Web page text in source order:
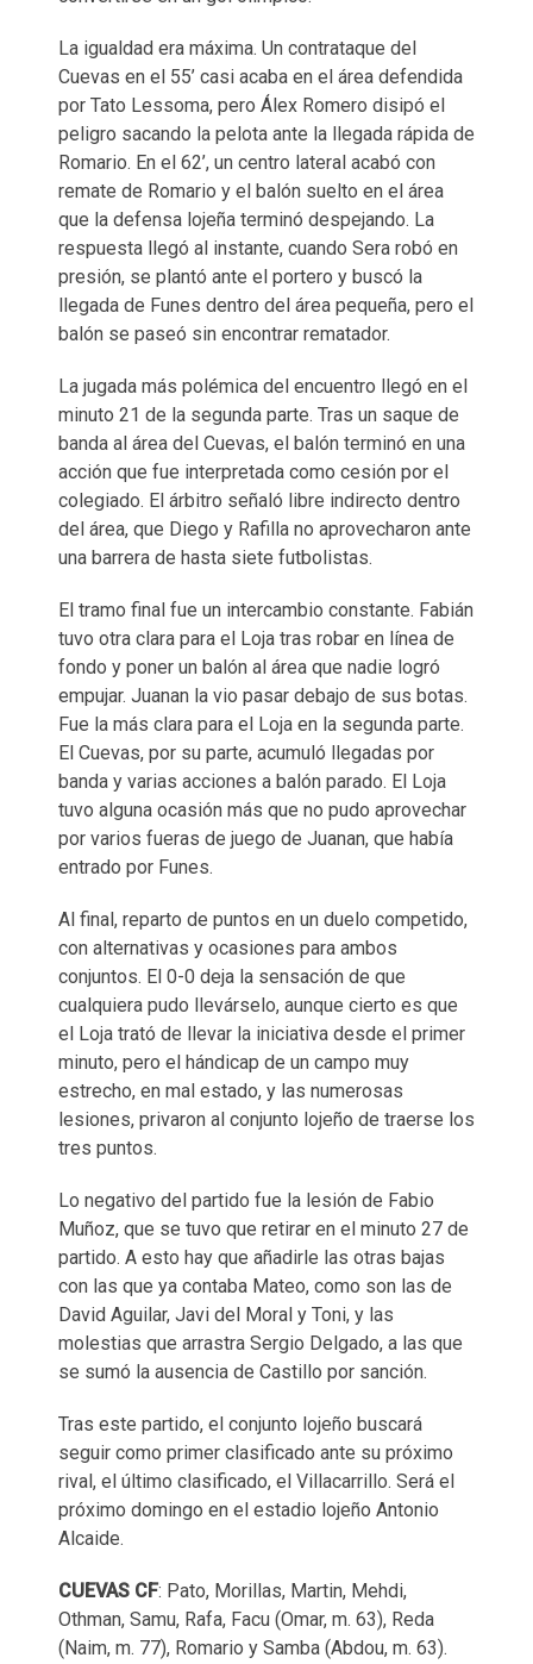
La igualdad era máxima. Un contrataque del
Cuevas en el 55’ casi acaba en el área defendida
por Tato Lessoma, pero Álex Romero disipó el
peligro sacando la pelota ante la llegada rápida de
Romario. En el 62’, un centro lateral acabó con
remate de Romario y el balón suelto en el área
que la defensa lojeña terminó despejando. La
respuesta llegó al instante, cuando Sera robó en
presión, se plantó ante el portero y buscó la
llegada de Funes dentro del área pequeña, pero el
balón se paseó sin encontrar rematador.
La jugada más polémica del encuentro llegó en el
minuto 21 de la segunda parte. Tras un saque de
banda al área del Cuevas, el balón terminó en una
acción que fue interpretada como cesión por el
colegiado. El árbitro señaló libre indirecto dentro
del área, que Diego y Rafilla no aprovecharon ante
una barrera de hasta siete futbolistas.
El tramo final fue un intercambio constante. Fabián
tuvo otra clara para el Loja tras robar en línea de
fondo y poner un balón al área que nadie logró
empujar. Juanan la vio pasar debajo de sus botas.
Fue la más clara para el Loja en la segunda parte.
El Cuevas, por su parte, acumuló llegadas por
banda y varias acciones a balón parado. El Loja
tuvo alguna ocasión más que no pudo aprovechar
por varios fueras de juego de Juanan, que había
entrado por Funes.
Al final, reparto de puntos en un duelo competido,
con alternativas y ocasiones para ambos
conjuntos. El 0-0 deja la sensación de que
cualquiera pudo llevárselo, aunque cierto es que
el Loja trató de llevar la iniciativa desde el primer
minuto, pero el hándicap de un campo muy
estrecho, en mal estado, y las numerosas
lesiones, privaron al conjunto lojeño de traerse los
tres puntos.
Lo negativo del partido fue la lesión de Fabio
Muñoz, que se tuvo que retirar en el minuto 27 de
partido. A esto hay que añadirle las otras bajas
con las que ya contaba Mateo, como son las de
David Aguilar, Javi del Moral y Toni, y las
molestias que arrastra Sergio Delgado, a las que
se sumó la ausencia de Castillo por sanción.
Tras este partido, el conjunto lojeño buscará
seguir como primer clasificado ante su próximo
rival, el último clasificado, el Villacarrillo. Será el
próximo domingo en el estadio lojeño Antonio
Alcaide.
CUEVAS CF: Pato, Morillas, Martin, Mehdi,
Othman, Samu, Rafa, Facu (Omar, m. 63), Reda
(Naim, m. 77), Romario y Samba (Abdou, m. 63).